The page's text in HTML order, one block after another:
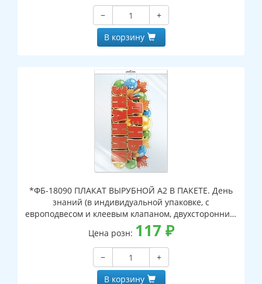
−
+
В корзину
*ФБ-18090 ПЛАКАТ ВЫРУБНОЙ А2 В ПАКЕТЕ. День
знаний (в индивидуальной упаковке, с
европодвесом и клеевым клапаном, двухсторонний,
ВД-лак)
Цена розн: 117 ₽
−
+
В корзину